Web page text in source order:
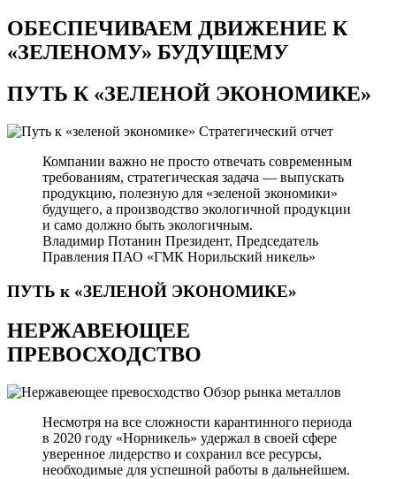
ОБЕСПЕЧИВАЕМ ДВИЖЕНИЕ К
«ЗЕЛЕНОМУ» БУДУЩЕМУ
ПУТЬ К«ЗЕЛЕНОЙ ЭКОНОМИКЕ»
Стратегический отчет
Компании важно не просто отвечать современным
требованиям, стратегическая задача — выпускать
продукцию, полезную для «зеленой экономики»
будущего, а производство экологичной продукции
и само должно быть экологичным.
Владимир Потанин Президент, Председатель
Правления ПАО «ГМК Норильский никель»
ПУТЬ к «ЗЕЛЕНОЙ ЭКОНОМИКЕ»
НЕРЖАВЕЮЩЕЕ
ПРЕВОСХОДСТВО
Обзор рынка металлов
Несмотря на все сложности карантинного периода
в 2020 году «Норникель» удержал в своей сфере
уверенное лидерство и сохранил все ресурсы,
необходимые для успешной работы в дальнейшем.